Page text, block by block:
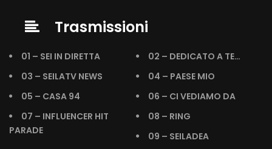
Trasmissioni
01 – SEI IN DIRETTA
02 – DEDICATO A TE…
03 – SEILATV NEWS
04 – PAESE MIO
05 – CASA 94
06 – CI VEDIAMO DA
07 – INFLUENCER HIT
PARADE
08 – RING
09 – SEILADEA